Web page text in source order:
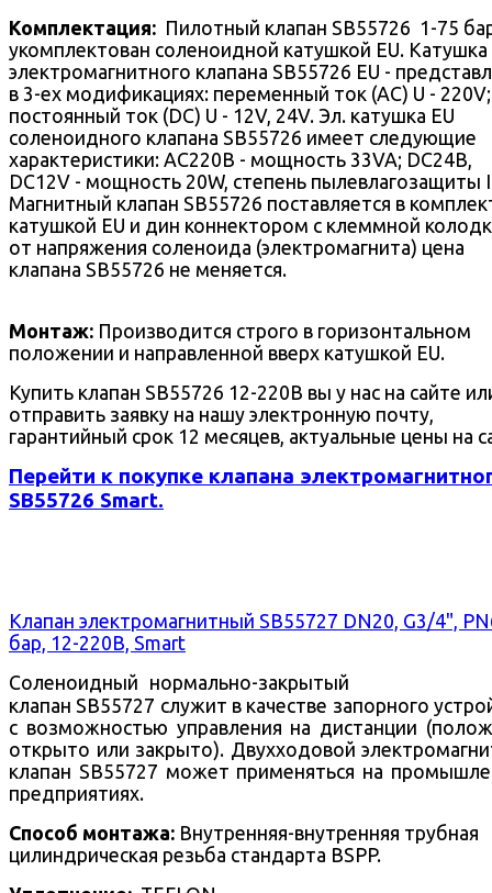
Комплектация: Пилотный клапан SB55726 1-75
укомплектован соленоидной катушкой EU. Катушка
электромагнитного клапана SB55726 EU -
в 3-ех модификациях: переменный ток (AC) U - 220V;
постоянный ток (DC) U - 12V, 24V. Эл. катушка EU
соленоидного клапана SB55726 имеет следующие
характеристики: AC220В - мощность 33VA; DC24В,
DC12V - мощность 20W, степень пылевлагозащиты
Магнитный клапан SB55726 поставляется в
катушкой EU и дин коннектором с клеммной
от напряжения соленоида (электромагнита) цена
клапана SB55726 не меняется.
Монтаж: Производится строго в горизонтальном
положении и направленной вверх катушкой EU.
Купить клапан SB55726 12-220В вы у нас на сайте
отправить заявку на нашу электронную почту,
гарантийный срок 12 месяцев, актуальные цены на
Перейти к покупке клапана
SB55726 Smart.
Клапан электромагнитный SB55727 DN20, G3/4",
бар, 12-220В, Smart
Соленоидный нормально-закрытый
клапан SB55727 служит в качестве запорного
с возможностью управления на дистанции
открыто или закрыто). Двухходовой
клапан SB55727 может применяться на
предприятиях.
Способ монтажа: Внутренняя-внутренняя трубная
цилиндрическая резьба стандарта BSPP.